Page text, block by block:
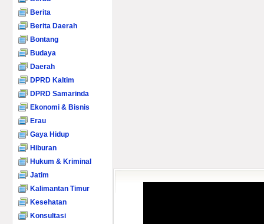
Berita
Berita Daerah
Bontang
Budaya
Daerah
DPRD Kaltim
DPRD Samarinda
Ekonomi & Bisnis
Erau
Gaya Hidup
Hiburan
Hukum & Kriminal
Jatim
Kalimantan Timur
Kesehatan
Konsultasi